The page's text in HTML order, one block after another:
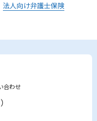
法人向け弁護士保険
合わせ